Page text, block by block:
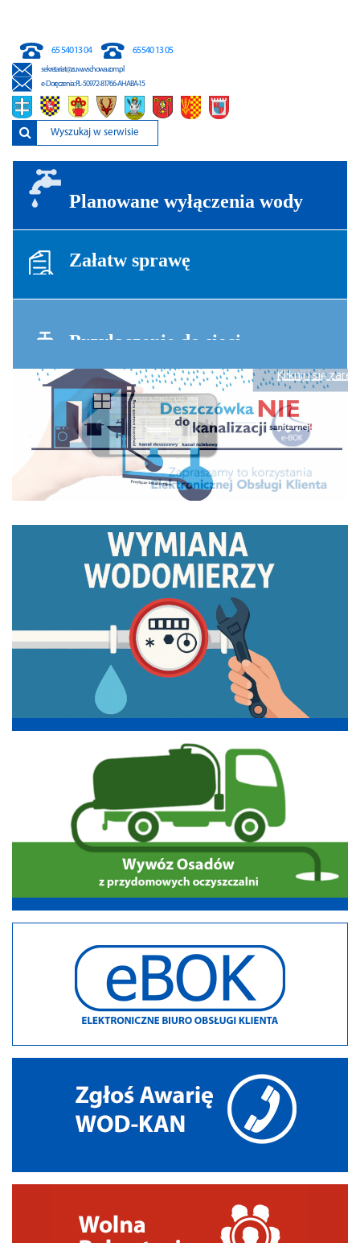
65 540 13 04 65 540 13 05
sekretariat@zuw.wschowa.com.pl
e-Doręczenia: PL-50972-81766-AHABA-15
Planowane wyłączenia wody
Załatw sprawę
Przyłączenie do sieci